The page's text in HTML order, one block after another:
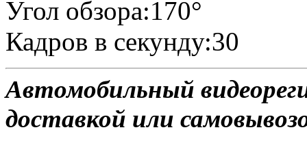
Угол обзора:170°
Кадров в секунду:30
Автомобильный
доставкой или